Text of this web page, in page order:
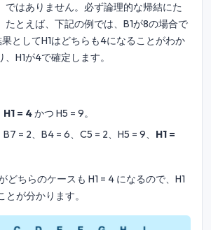
ではありません。必ず論理的な帰結にた
たとえば、下記の例では、B1が8の場合で
としてH1はどちらも4になることがわか
H1が4で確定します。
H1 = 4かつ H5 = 9。
B7 = 2、B4 = 6、C5 = 2、H5 = 9、 H1 =
どちらのケースも H1 = 4 になるので、H1
が分かります。